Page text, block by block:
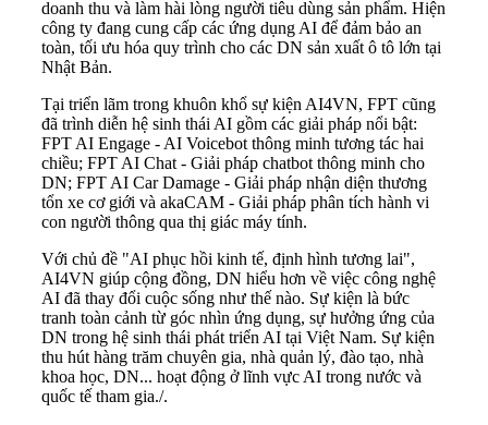
doanh thu và làm hài lòng người tiêu dùng sản phẩm. Hiện
công ty đang cung cấp các ứng dụng AI để đảm bảo an
toàn, tối ưu hóa quy trình cho các DN sản xuất ô tô lớn tại
Nhật Bản.
Tại triển lãm trong khuôn khổ sự kiện AI4VN, FPT cũng
đã trình diễn hệ sinh thái AI gồm các giải pháp nổi bật:
FPT AI Engage - AI Voicebot thông minh tương tác hai
chiều; FPT AI Chat - Giải pháp chatbot thông minh cho
DN; FPT AI Car Damage - Giải pháp nhận diện thương
tổn xe cơ giới và akaCAM - Giải pháp phân tích hành vi
con người thông qua thị giác máy tính.
Với chủ đề "AI phục hồi kinh tế, định hình tương lai",
AI4VN giúp cộng đồng, DN hiểu hơn về việc công nghệ
AI đã thay đổi cuộc sống như thế nào. Sự kiện là bức
tranh toàn cảnh từ góc nhìn ứng dụng, sự hưởng ứng của
DN trong hệ sinh thái phát triển AI tại Việt Nam. Sự kiện
thu hút hàng trăm chuyên gia, nhà quản lý, đào tạo, nhà
khoa học, DN... hoạt động ở lĩnh vực AI trong nước và
quốc tế tham gia./.